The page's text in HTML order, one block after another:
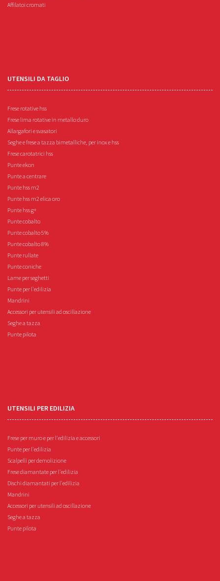
Affilatoi cromati
UTENSILI DA TAGLIO
Frese rotative hss
Frese lima rotative in metallo duro
Allargafori e svasatori
Seghe e frese a tazza bimetalliche, per inox e hss
Frese carotatrici hss
Punte ekon
Punte a centrare
Punte hss m2
Punte hss m2 elica oro
Punte hss g+
Punte cobalto
Punte cobalto 5%
Punte cobalto 8%
Punte rullate
Punte coniche
Lame per seghetti
Punte per l'edilizia
Mandrini
Accessori per utensili ad oscillazione
Seghe a tazza
Punte pilota
UTENSILI PER EDILIZIA
Frese per muro e per l'edilizia e accessori
Punte per l'edilizia
Scalpelli per demolizione
Frese diamantate per l'edilizia
Dischi diamantati per l'edilizia
Mandrini
Accessori per utensili ad oscillazione
Seghe a tazza
Punte pilota